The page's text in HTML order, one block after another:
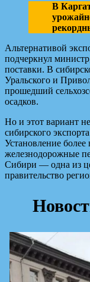
В
Альтернативой
подчеркнул
поставки. В
Уральского и
прошедший
осадков.
Но и этот вариант
сибирского
Установление
железнодорожные
Сибири — одна из
правительство